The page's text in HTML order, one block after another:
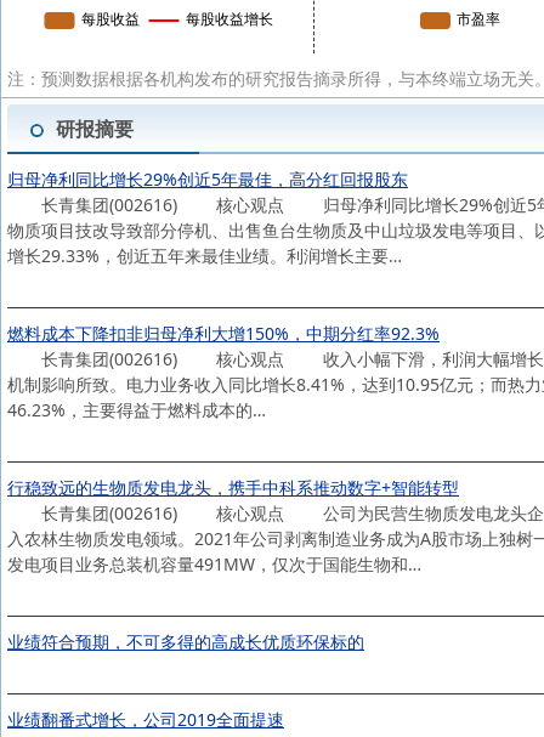
注：预测数据根据各机构发布的研究报告摘录所得，与本终端立场无
研报摘要
归母净利同比增长29%创近5年最佳，高分红回报股东
长青集团(002616) 核心观点 归母净利同比增长29%创近5年最
物质项目技改导致部分停机、出售鱼台生物质及中山垃圾发电等项目
增长29.33%，创近五年来最佳业绩。利润增长主要…
燃料成本下降扣非归母净利大增150%，中期分红率92.3%
长青集团(002616) 核心观点 收入小幅下滑，利润大幅增长。
机制影响所致。电力业务收入同比增长8.41%，达到10.95亿元；而热
46.23%，主要得益于燃料成本的…
行稳致远的生物质发电龙头，携手中科系推动数字+智能转型
长青集团(002616) 核心观点 公司为民营生物质发电龙头企业。
入农林生物质发电领域。2021年公司剥离制造业务成为A股市场上独
发电项目业务总装机容量491MW，仅次于国能生物和…
业绩符合预期，不可多得的高成长优质环保标的
业绩翻番式增长，公司2019全面提速